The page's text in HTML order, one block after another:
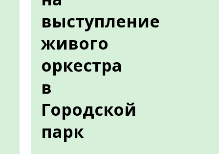
выступление
живого
оркестра
в
Городской
парк